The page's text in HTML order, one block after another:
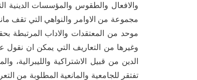
مجموعة من الاوامر والنواهي التي تقف
موحد من المعتقدات والاداب المرتبطة
وغيرها من التعاريف التي يمكن ان نقول
الدين من قبيل الاشتراكية والليبرالية،
تفتقر للجامعية والمانعية المطلوبة من